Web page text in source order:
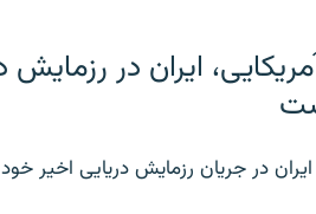
ایران در
ایران در جریان رزمایش دریایی